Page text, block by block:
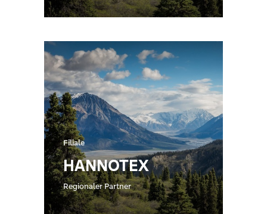
Vereine und
öffentliche
Einrichtungen
Filiale
HANNOTEX
Regionaler Partner